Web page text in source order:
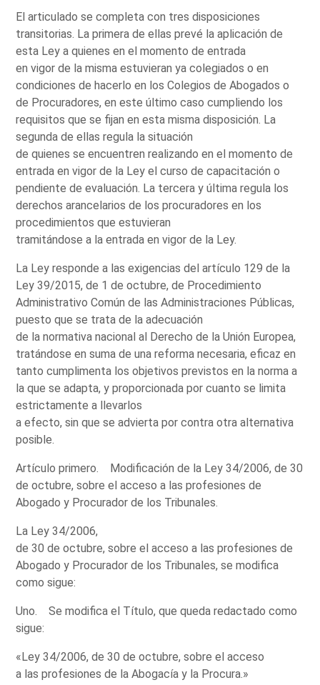
El articulado se completa con tres disposiciones
transitorias. La primera de ellas prevé la aplicación de
esta Ley a quienes en el momento de entrada
en vigor de la misma estuvieran ya colegiados o en
condiciones de hacerlo en los Colegios de Abogados o
de Procuradores, en este último caso cumpliendo los
requisitos que se fijan en esta misma disposición. La
segunda de ellas regula la situación
de quienes se encuentren realizando en el momento de
entrada en vigor de la Ley el curso de capacitación o
pendiente de evaluación. La tercera y última regula los
derechos arancelarios de los procuradores en los
procedimientos que estuvieran
tramitándose a la entrada en vigor de la Ley.
La Ley responde a las exigencias del artículo 129 de la
Ley 39/2015, de 1 de octubre, de Procedimiento
Administrativo Común de las Administraciones Públicas,
puesto que se trata de la adecuación
de la normativa nacional al Derecho de la Unión Europea,
tratándose en suma de una reforma necesaria, eficaz en
tanto cumplimenta los objetivos previstos en la norma a
la que se adapta, y proporcionada por cuanto se limita
estrictamente a llevarlos
a efecto, sin que se advierta por contra otra alternativa
posible.
Artículo primero. Modificación de la Ley 34/2006, de 30
de octubre, sobre el acceso a las profesiones de
Abogado y Procurador de los Tribunales.
La Ley 34/2006,
de 30 de octubre, sobre el acceso a las profesiones de
Abogado y Procurador de los Tribunales, se modifica
como sigue:
Uno. Se modifica el Título, que queda redactado como
sigue:
«Ley 34/2006, de 30 de octubre, sobre el acceso
a las profesiones de la Abogacía y la Procura.»